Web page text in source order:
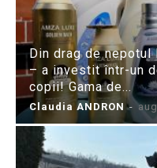
Din drag de nepotul
– a investit într-un
copii! Gama de...
Claudia ANDRON -